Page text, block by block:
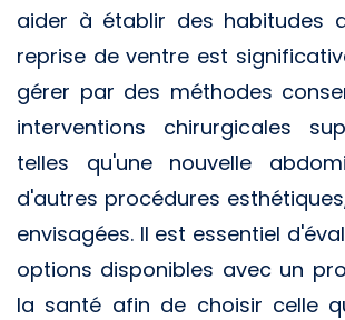
aider à établir des habitudes
reprise de ventre est
gérer par des méthodes
interventions chirurgicales
telles qu'une nouvelle
d'autres procédures
envisagées. Il est essentiel
options disponibles avec un
la santé afin de choisir celle